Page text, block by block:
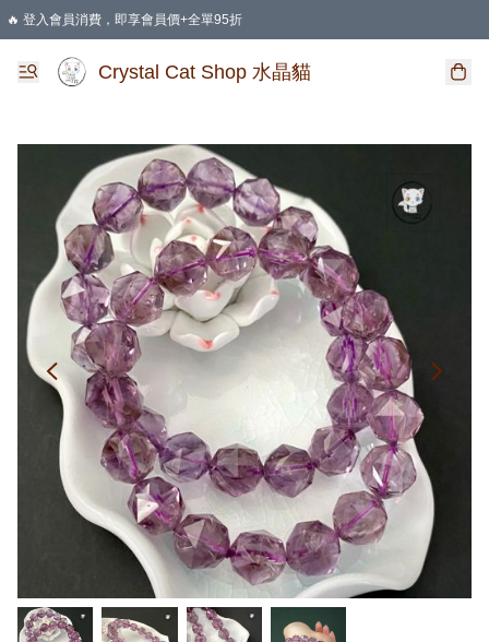
🔥 登入會員消費，即享會員價+全單95折
🛍️ 購物滿HKD 400 即享免運費優惠
Crystal Cat Shop 水晶貓